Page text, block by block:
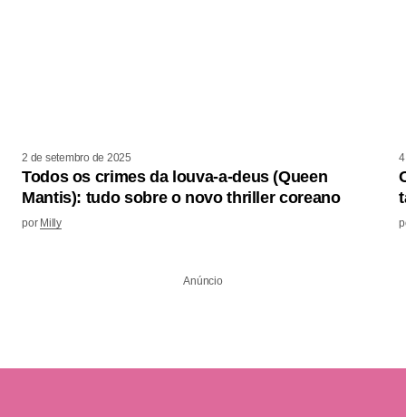
2 de setembro de 2025
Todos os crimes da louva-a-deus (Queen
Mantis): tudo sobre o novo thriller coreano
por Milly
Anúncio